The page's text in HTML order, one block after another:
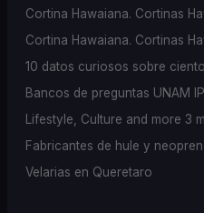
Cortina Hawaiana. Cortinas
Cortina Hawaiana. Cortinas
10 datos curiosos sobre
Bancos de preguntas UNAM
Lifestyle, Culture and more 3
Fabricantes de hule y
Velarias en Queretaro